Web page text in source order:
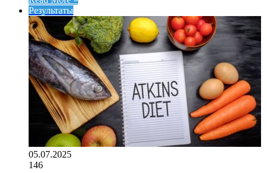
Результаты
05.07.2025
146